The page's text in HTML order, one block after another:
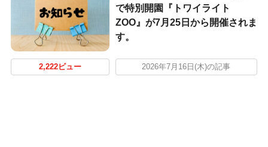
で特別開園『トワイライト
ZOO』が7月25日から開催されま
す。
2,222ビュー 2026年7月16日(木)の記事